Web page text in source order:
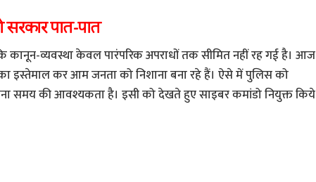
पात-पात
कानून-व्यवस्था केवल पारंपरिक अपराधों तक सीमित नहीं रह गई है। आज
का इस्तेमाल कर आम जनता को निशाना बना रहे हैं। ऐसे में पुलिस को
समय की आवश्यकता है। इसी को देखते हुए साइबर कमांडो नियुक्त किये